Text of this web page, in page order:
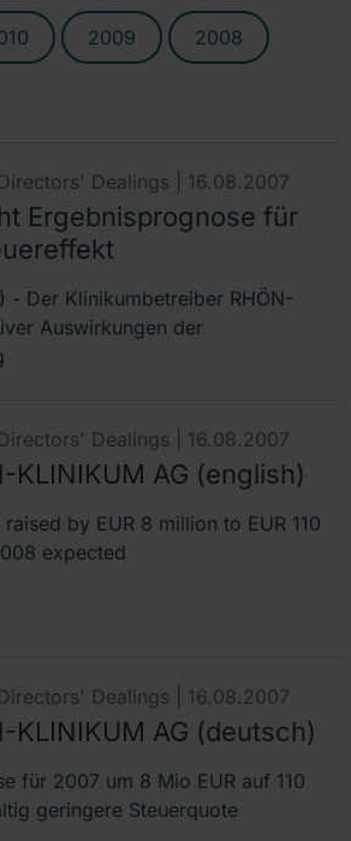
2009 2008
Dealings | 16.08.2007
Ergebnisprognose für
- Der Klinikumbetreiber RHÖN-
Auswirkungen der
Dealings | 16.08.2007
KLINIKUM AG (english)
by EUR 8 million to EUR 110
expected
Dealings | 16.08.2007
KLINIKUM AG (deutsch)
für 2007 um 8 Mio EUR auf 110
geringere Steuerquote